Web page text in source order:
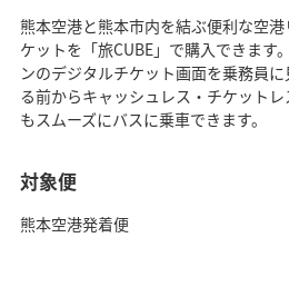
熊本空港と熊本市内を結ぶ便利な空
ケットを「旅CUBE」で購入できます
ンのデジタルチケット画面を乗務員
る前からキャッシュレス・チケット
もスムーズにバスに乗車できます。
対象便
熊本空港発着便